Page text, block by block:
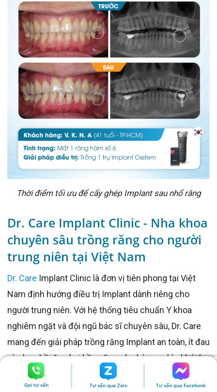
Thời điểm tối ưu để cấy ghép Implant sau nhổ răng
Dr. Care Implant Clinic - Nha khoa
chuyên sâu trồng răng cho người
trung niên tại Việt Nam
Dr. Care Implant Clinic là đơn vị tiên phong tại Việt
Nam định hướng điều trị Implant dành riêng cho
người trung niên. Với hệ thống tiêu chuẩn Y khoa
nghiêm ngặt và đội ngũ bác sĩ chuyên sâu, Dr. Care
mang đến giải pháp trồng răng Implant an toàn, ít đau
và phục hồi ăn nhai bền vững cho hàng nghìn khách
hàng.
Gọi tư vấn Tư vấn qua Zalo Tư vấn qua Facebook